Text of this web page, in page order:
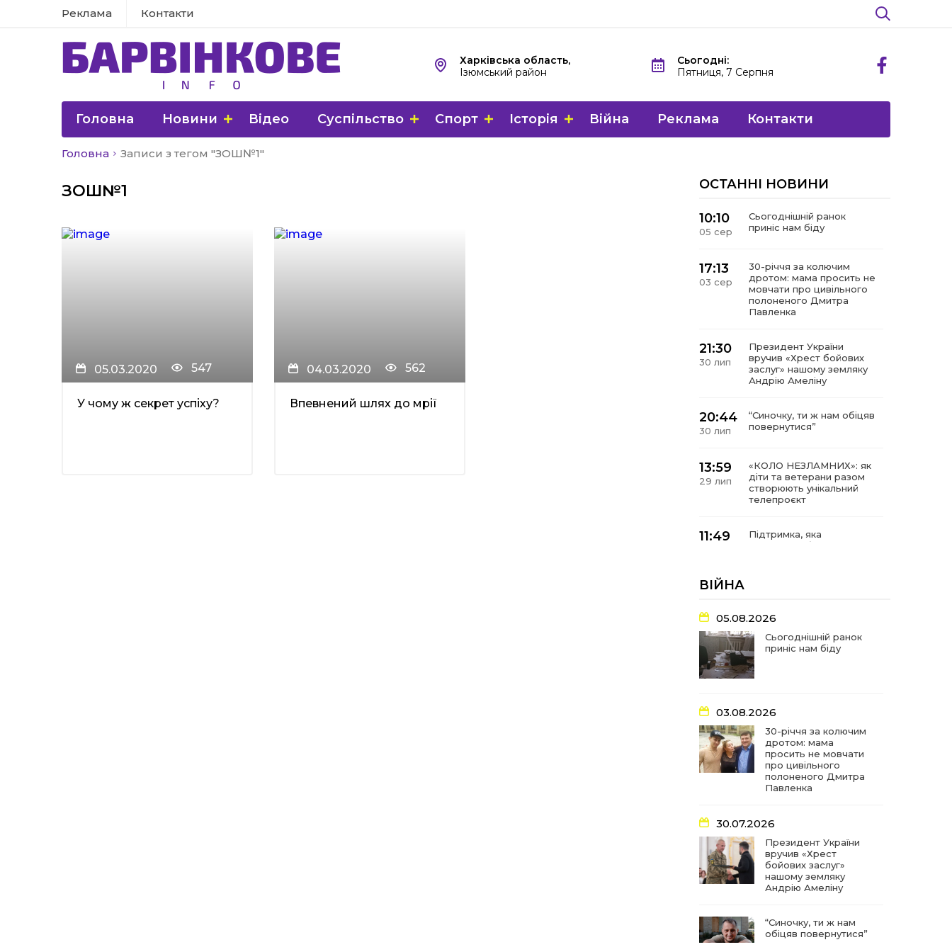
Реклама Контакти
Харківська область,
Ізюмський район
Сьогодні:
Пятниця, 7 Серпня
Головна Новини Відео Суспільство Спорт Історія Війна Реклама Контакти
Головна Записи з тегом "ЗОШ№1"
ЗОШ№1
05.03.2020 547
У чому ж секрет успіху?
04.03.2020 562
Впевнений шлях до мрії
ОСТАННІ НОВИНИ
10:10
05 сер
Сьогоднішній ранок
приніс нам біду
17:13
03 сер
30-річчя за колючим
дротом: мама просить не
мовчати про цивільного
полоненого Дмитра
Павленка
21:30
30 лип
Президент України
вручив «Хрест бойових
заслуг» нашому земляку
Андрію Амеліну
20:44
30 лип
“Синочку, ти ж нам обіцяв
повернутися”
13:59
29 лип
«КОЛО НЕЗЛАМНИХ»: як
діти та ветерани разом
створюють унікальний
телепроєкт
11:49
Підтримка, яка
допомагає бути на
21:04
історії Героїв
Барвінківщини стали
частиною літопису війни
17:18
У Барвінківській громаді
16:29
22 лип
Медики Барвінківської
громади вдосконалюють
професійні навички
У Пригожому з дітьми та
фонду
07:17
21 лип
“Мені й досі сниться син”:
чотири роки світлої
пам`яті Олександра
Шинкаря
11:06
20 лип
За дві доби — серія
ворожих ударів по
Барвінківській громаді
ВІЙНА
05.08.2026
Сьогоднішній ранок
приніс нам біду
03.08.2026
30-річчя за колючим
дротом: мама
просить не мовчати
про цивільного
полоненого Дмитра
Павленка
30.07.2026
Президент України
вручив «Хрест
бойових заслуг»
нашому земляку
Андрію Амеліну
“Синочку, ти ж нам
обіцяв повернутися”